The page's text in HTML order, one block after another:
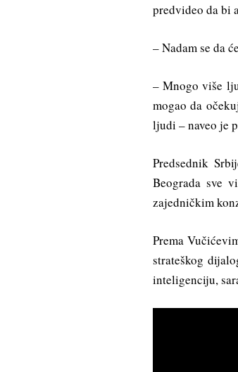
predvideo da bi
– Nadam se da
– Mnogo više
mogao da
ljudi – naveo je
Predsednik
Beograda sve
zajedničkim
Prema
strateškog
inteligenciju,